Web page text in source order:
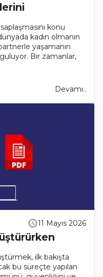
konu
kadın olmanın
yaşamanın
Bir zamanlar,
Devamı..
11 Mayıs 2026
ilk bakışta
bu süreçte yapılan